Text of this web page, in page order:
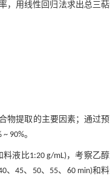
，用线性回归法求出总三
物提取的主要因素；通过
90%。
液比1:20 g/mL)，考察乙
、45、50、55、60 min)和